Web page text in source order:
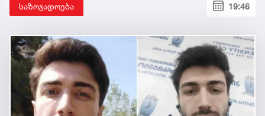
საზოგადოება 19:46